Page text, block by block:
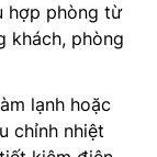
hợp phòng từ
khách, phòng
lạnh hoặc
chỉnh nhiệt